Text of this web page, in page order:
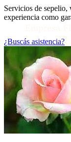
Servicios de sepelio,
experiencia como
¿Buscás asistencia?